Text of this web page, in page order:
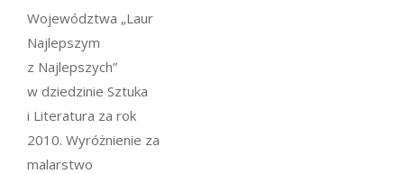
Województwa „Laur
Najlepszym
z Najlepszych”
w dziedzinie Sztuka
i Literatura za rok
2010. Wyróżnienie za
malarstwo